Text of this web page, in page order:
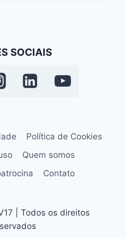
SOCIAIS
Política de Cookies
Quem somos
Contato
| Todos os direitos